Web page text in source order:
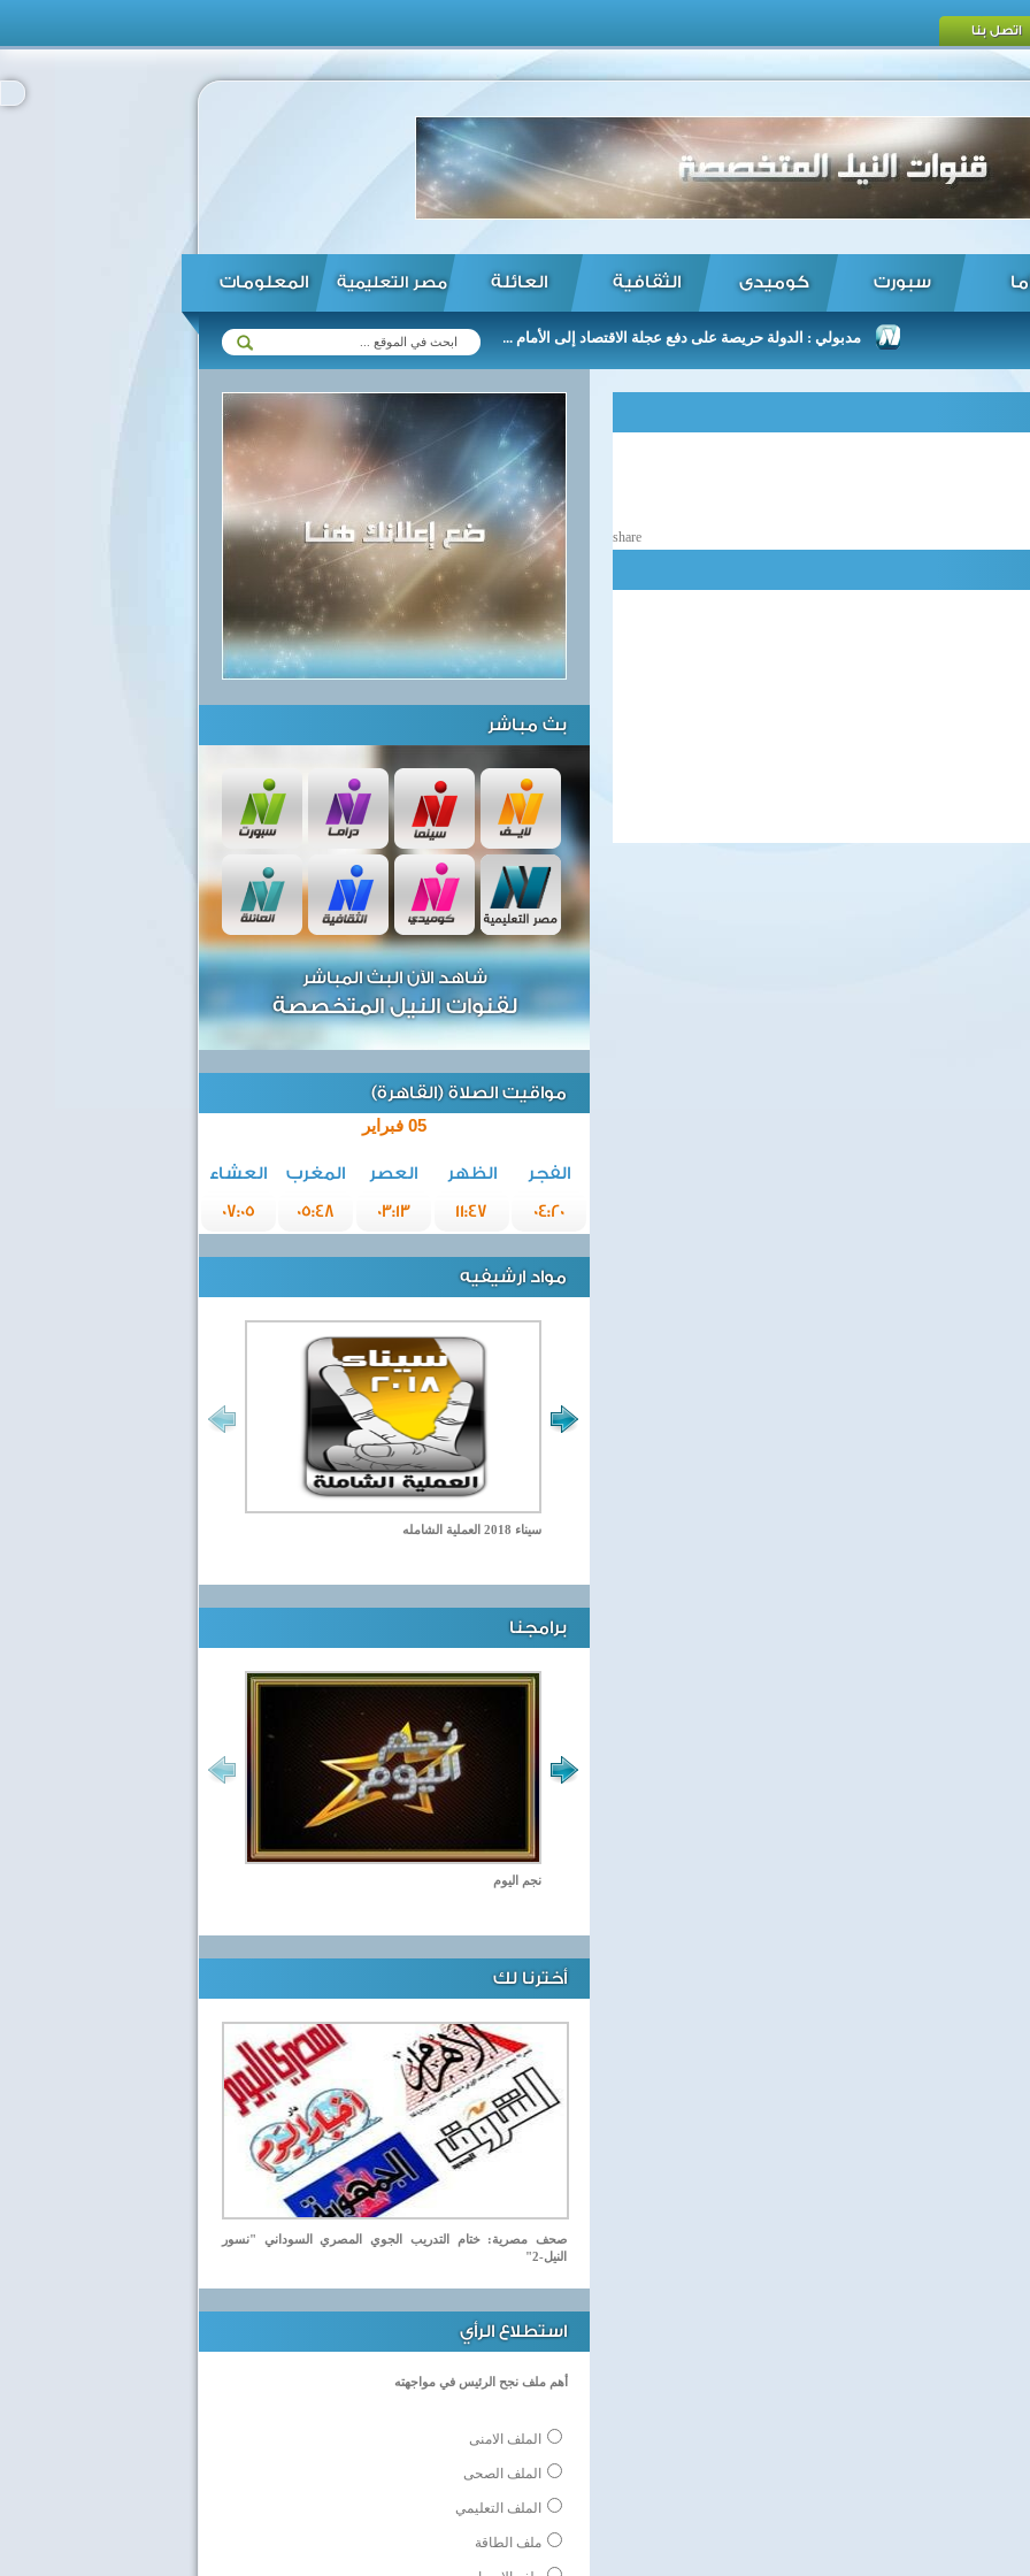
اتصل بنا
سبورت كوميدى الثقافية العائلة مصر التعليمية المعلومات
الرئيس السيسي يتسلم رسالة من رئيس موريتانيا ... مدبولي : الدولة حريصة على دفع عجلة الاقتصاد إلى الأمام ...
share
بث مباشر
شاهد الآن البث المباشر
لقنوات النيل المتخصصة
مواقيت الصلاة (القاهرة)
05 فبراير
الفجر الظهر العصر المغرب
العشاء
04:20
11:47
03:13
05:48
07:05
مواد ارشيفيه
سيناء 2018 العملية الشامله
برامجنا
نجم اليوم
أخترنا لك
صحف مصرية: ختام التدريب الجوي المصري السوداني "نسور
النيل-2"
استطلاع الرأي
أهم ملف نجح الرئيس في مواجهته
الملف الامنى
الملف الصحى
الملف التعليمي
ملف الطاقة